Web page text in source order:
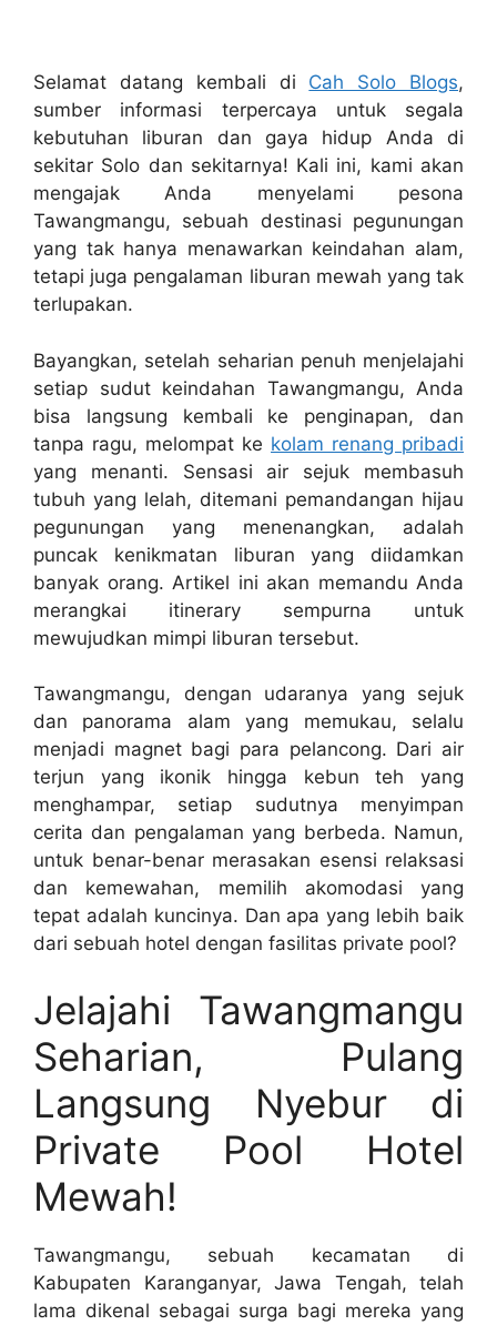
Selamat datang kembali di Cah Solo Blogs,
sumber informasi terpercaya untuk segala
kebutuhan liburan dan gaya hidup Anda di
sekitar Solo dan sekitarnya! Kali ini, kami akan
mengajak Anda menyelami pesona
Tawangmangu, sebuah destinasi pegunungan
yang tak hanya menawarkan keindahan alam,
tetapi juga pengalaman liburan mewah yang tak
terlupakan.
Bayangkan, setelah seharian penuh menjelajahi
setiap sudut keindahan Tawangmangu, Anda
bisa langsung kembali ke penginapan, dan
tanpa ragu, melompat ke kolam renang pribadi
yang menanti. Sensasi air sejuk membasuh
tubuh yang lelah, ditemani pemandangan hijau
pegunungan yang menenangkan, adalah
puncak kenikmatan liburan yang diidamkan
banyak orang. Artikel ini akan memandu Anda
merangkai itinerary sempurna untuk
mewujudkan mimpi liburan tersebut.
Tawangmangu, dengan udaranya yang sejuk
dan panorama alam yang memukau, selalu
menjadi magnet bagi para pelancong. Dari air
terjun yang ikonik hingga kebun teh yang
menghampar, setiap sudutnya menyimpan
cerita dan pengalaman yang berbeda. Namun,
untuk benar-benar merasakan esensi relaksasi
dan kemewahan, memilih akomodasi yang
tepat adalah kuncinya. Dan apa yang lebih baik
dari sebuah hotel dengan fasilitas private pool?
Jelajahi Tawangmangu
Seharian, Pulang
Langsung Nyebur di
Private Pool Hotel
Mewah!
Tawangmangu, sebuah kecamatan di
Kabupaten Karanganyar, Jawa Tengah, telah
lama dikenal sebagai surga bagi mereka yang